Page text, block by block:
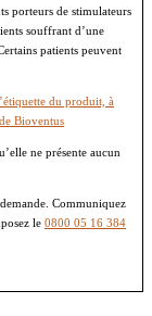
porteurs de stimulateurs
souffrant d’une
patients peuvent
du produit, à
Bioventus
ne présente aucun
Communiquez
le 0800 05 16 384